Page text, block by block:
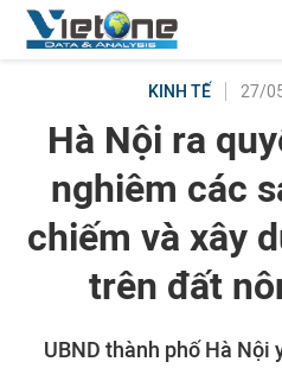
KINH TẾ 27/
Hà Nội ra
nghiêm các
chiếm và xây
trên đất
UBND thành phố Hà Nội